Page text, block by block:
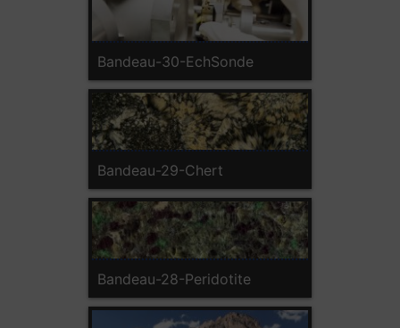
Bandeau-30-EchSonde
Bandeau-29-Chert
Bandeau-28-Peridotite